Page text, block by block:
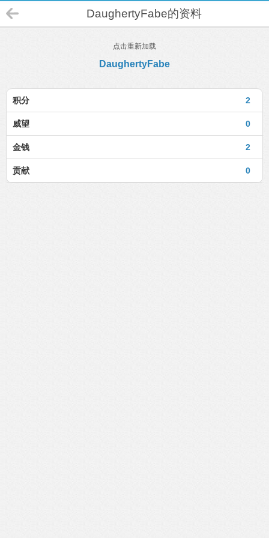
DaughertyFabe的资料
点击重新加载
DaughertyFabe
2
积分
0
威望
2
金钱
0
贡献